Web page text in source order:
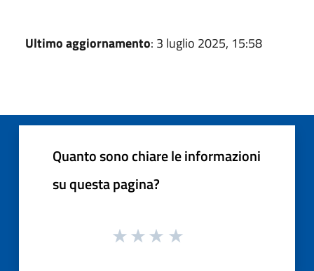
Ultimo aggiornamento: 3 luglio 2025, 15:58
Quanto sono chiare le informazioni
su questa pagina?